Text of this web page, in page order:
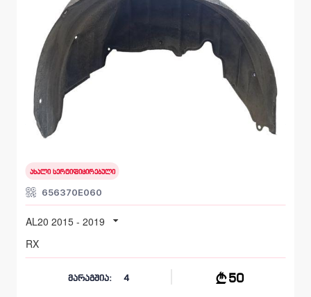
უკანა მარჯვენა, ფრთის ამოსაფარებელი
LEXUS RX
ახალი სერტიფიცირებული
656370E060
AL20 2015 - 2019
RX
მარაგშია: 4 50